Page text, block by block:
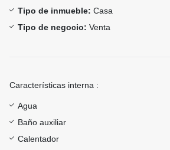
Tipo de inmueble: Casa
Tipo de negocio: Venta
Características interna :
Agua
Baño auxiliar
Calentador